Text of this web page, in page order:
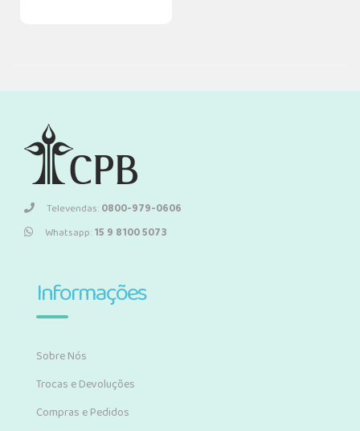
Televendas:0800-979-0606
Whatsapp:15 9 8100 5073
Informações
Sobre Nós
Trocas e Devoluções
Compras e Pedidos